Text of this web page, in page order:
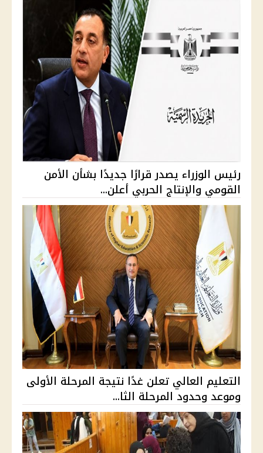
رئيس الوزراء يصدر قرارًا جديدًا بشأن الأمن
القومي والإنتاج الحربي أعلن...
التعليم العالي تعلن غدًا نتيجة المرحلة الأولى
وموعد وحدود المرحلة الثا...